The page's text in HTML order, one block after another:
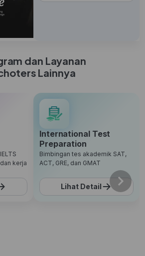
dan Layanan
Lainnya
kerja
International Test
Preparation
Bimbingan tes akademik SAT,
ACT, GRE, dan GMAT
Lihat Detail